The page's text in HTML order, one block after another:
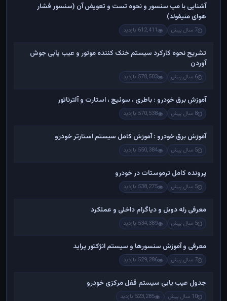
آشنایی با مپ سنسور و نحوه تست و تعویض آن (سنسور فشار
هوای منیفولد)
7 سال پیش 612,411 بازدید
تشریح نحوه کارکرد سیستم خنک کننده موتور و عیب یابی جوش
آوردن
6 سال پیش 578,503 بازدید
آموزش برق خودرو : باطری ، سوئیچ ، استارت و آلترناتور
8 سال پیش 570,538 بازدید
آموزش برق خودرو : آموزش کامل سیستم استارتر خودرو
5 سال پیش 550,384 بازدید
پرونده کامل ترموستات در خودرو
5 سال پیش 538,275 بازدید
معرفی رله دوبل و دیاگرام داخلی و عملکرد
5 سال پیش 534,389 بازدید
معرفی و آموزش سنسورها و سیستم انژکتور پراید
7 سال پیش 529,286 بازدید
جدول عیب یابی سیستم قفل مرکزی خودرو
10 سال پیش 523,285 بازدید